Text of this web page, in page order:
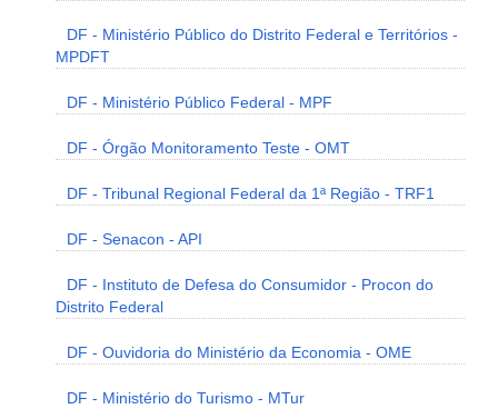
DF - Ministério Público do Distrito Federal e Territórios -
MPDFT
DF - Ministério Público Federal - MPF
DF - Órgão Monitoramento Teste - OMT
DF - Tribunal Regional Federal da 1ª Região - TRF1
DF - Senacon - API
DF - Instituto de Defesa do Consumidor - Procon do
Distrito Federal
DF - Ouvidoria do Ministério da Economia - OME
DF - Ministério do Turismo - MTur